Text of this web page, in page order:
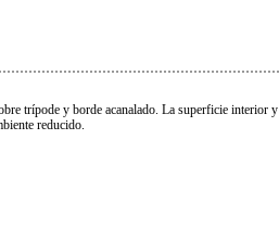
trípode y borde acanalado. La superficie interior y
reducido.